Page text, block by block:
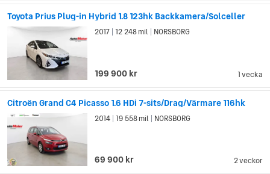
Toyota Prius Plug-in Hybrid 1.8 123hk Backkamera/Solceller
1 vecka
2017 12 248 mil NORSBORG
199 900 kr
Citroën Grand C4 Picasso 1.6 HDi 7-sits/Drag/Värmare 116hk
2 veckor
2014 19 558 mil NORSBORG
69 900 kr